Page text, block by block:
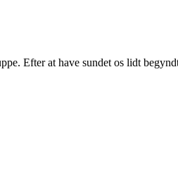
Efter at have sundet os lidt